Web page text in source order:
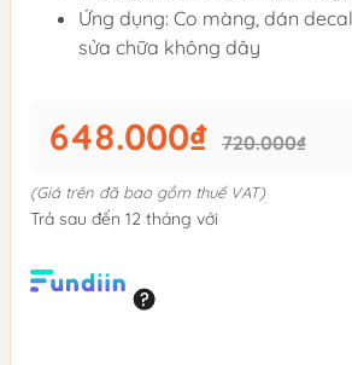
Ứng dụng: Co màng, dán
sửa chữa không dây
648.000₫ 720.000₫
(Giá trên đã bao gồm thuế VAT)
Trả sau đến 12 tháng với